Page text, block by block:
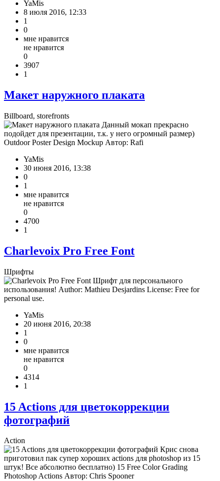
YaMis
8 июля 2016, 12:33
1
0
мне нравится
не нравится
0
3907
1
Макет наружного плаката
Billboard, storefronts
Данный мокап прекрасно
подойдет для презентации, т.к. у него огромный размер)
Outdoor Poster Design Mockup Автор: Rafi
YaMis
30 июня 2016, 13:38
0
1
мне нравится
не нравится
0
4700
1
Charlevoix Pro Free Font
Шрифты
Шрифт для персонального
использования! Author: Mathieu Desjardins License: Free for
personal use.
YaMis
20 июня 2016, 20:38
1
0
мне нравится
не нравится
0
4314
1
15 Actions для цветокоррекции
фотографий
Action
Крис снова
приготовил пак супер хороших actions для photoshop из 15
штук! Все абсолютно бесплатно) 15 Free Color Grading
Photoshop Actions Автор: Chris Spooner